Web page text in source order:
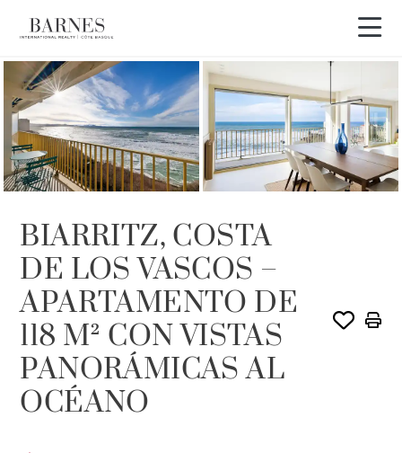
EXCLUSIVIDAD
BIARRITZ, COSTA
DE LOS VASCOS –
APARTAMENTO DE
118 M² CON VISTAS
PANORÁMICAS AL
OCÉANO